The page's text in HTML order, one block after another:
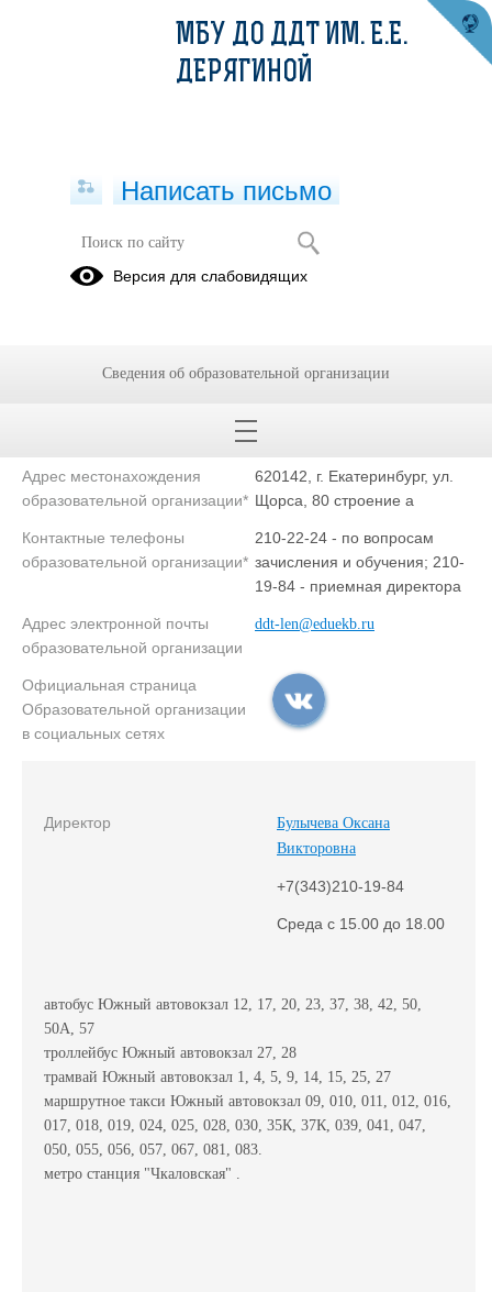
Контакты
Екатеринбурга им. Е.Е. Дерягиной
образовательной организации* Дерягиной
Адрес местонахождения
образовательной организации*
620142, г. Екатеринбург, ул.
Щорса, 80 строение а
Контактные телефоны
образовательной организации*
210-22-24 - по вопросам
зачисления и обучения; 210-
19-84 - приемная директора
Адрес электронной почты
образовательной организации
ddt-len@eduekb.ru
Официальная страница
Образовательной организации
в социальных сетях
Директор
Булычева Оксана
Викторовна
+7(343)210-19-84
Среда с 15.00 до 18.00
автобус Южный автовокзал 12, 17, 20, 23, 37, 38, 42, 50,
50А, 57
троллейбус Южный автовокзал 27, 28
трамвай Южный автовокзал 1, 4, 5, 9, 14, 15, 25, 27
маршрутное такси Южный автовокзал 09, 010, 011, 012, 016,
017, 018, 019, 024, 025, 028, 030, 35К, 37К, 039, 041, 047,
050, 055, 056, 057, 067, 081, 083.
метро станция "Чкаловская" .
МБУ ДО ДДТ ИМ. Е.Е.
ДЕРЯГИНОЙ
Написать письмо
Версия для слабовидящих
Сведения об образовательной организации